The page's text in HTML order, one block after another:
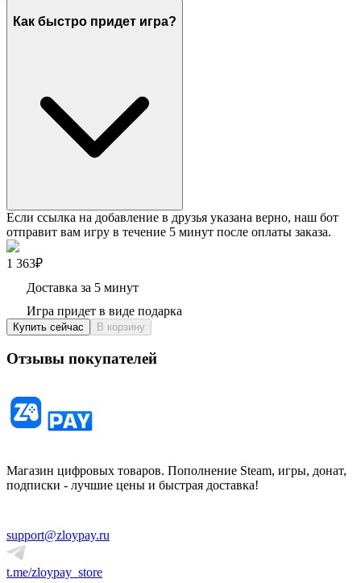
Как быстро придет игра?
Если ссылка на добавление в друзья указана верно, наш бот
отправит вам игру в течение 5 минут после оплаты заказа.
1 363₽
Доставка за 5 минут
Игра придет в виде подарка
Купить сейчас В корзину
Отзывы покупателей
Магазин цифровых товаров. Пополнение Steam, игры, донат,
подписки - лучшие цены и быстрая доставка!
support@zloypay.ru
t.me/zloypay_store